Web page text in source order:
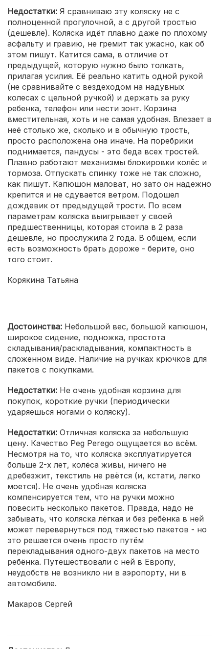
Недостатки: Я сравниваю эту коляску не с
полноценной прогулочной, а с другой тростью
(дешевле). Коляска идёт плавно даже по плохому
асфальту и гравию, не гремит так ужасно, как об
этом пишут. Катится сама, в отличие от
предыдущей, которую нужно было толкать,
прилагая усилия. Её реально катить одной рукой
(не сравнивайте с вездеходом на надувных
колесах с цельной ручкой) и держать за руку
ребенка, телефон или нести зонт. Корзина
вместительная, хоть и не самая удобная. Влезает в
неё столько же, сколько и в обычную трость,
просто расположена она иначе. На поребрики
поднимается, пандусы - это беда всех тростей.
Плавно работают механизмы блокировки колёс и
тормоза. Отпускать спинку тоже не так сложно,
как пишут. Капюшон маловат, но зато он надежно
крепится и не сдувается ветром. Подошел
дождевик от предыдущей трости. По всем
параметрам коляска выигрывает у своей
предшественницы, которая стоила в 2 раза
дешевле, но прослужила 2 года. В общем, если
есть возможность брать дороже - берите, оно
того стоит.
Корякина Татьяна
Достоинства: Небольшой вес, большой капюшон,
широкое сидение, подножка, простота
складывания/раскладывания, компактность в
сложенном виде. Наличие на ручках крючков для
пакетов с покупками.
Недостатки: Не очень удобная корзина для
покупок, короткие ручки (периодически
ударяешься ногами о коляску).
Недостатки: Отличная коляска за небольшую
цену. Качество Peg Perego ощущается во всём.
Несмотря на то, что коляска эксплуатируется
больше 2-х лет, колёса живы, ничего не
дребезжит, текстиль не рвётся (и, кстати, легко
моется). Не очень удобная коляска
компенсируется тем, что на ручки можно
повесить несколько пакетов. Правда, надо не
забывать, что коляска лёгкая и без ребёнка в ней
может перевернуться под тяжестью пакетов - но
это решается очень просто путём
перекладывания одного-двух пакетов на место
ребёнка. Путешествовали с ней в Европу,
неудобств не возникло ни в аэропорту, ни в
автомобиле.
Макаров Сергей